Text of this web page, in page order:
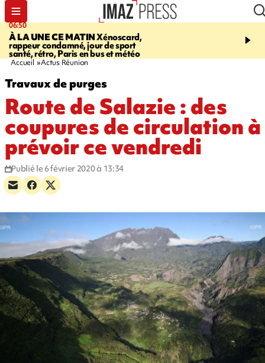
06:50
À LA UNE CE MATINXénoscard,
rappeur condamné, jour de sport
santé, rétro, Paris en bus et météo
08:53
JOUR
bouger,
Accueil Actus Réunion
Travaux de purges
Route de Salazie : des
coupures de circulation à
prévoir ce vendredi
Publié le 6 février 2020 à 13:34